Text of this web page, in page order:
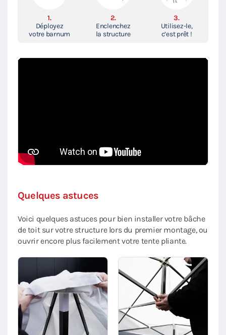
1.
Déployez
votre barnum
2.
Enclenchez
la structure
3.
Utilisez-le,
c’est prêt !
Quelques astuces
Voici quelques astuces pour bien installer votre bâche
de toit sur votre structure lors du premier montage, ou
ouvrir encore plus facilement votre tente pliante.